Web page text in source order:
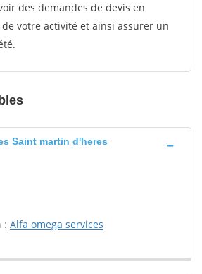
des demandes de devis en
votre activité et ainsi assurer un
Saint martin d'heres
: Alfa omega services